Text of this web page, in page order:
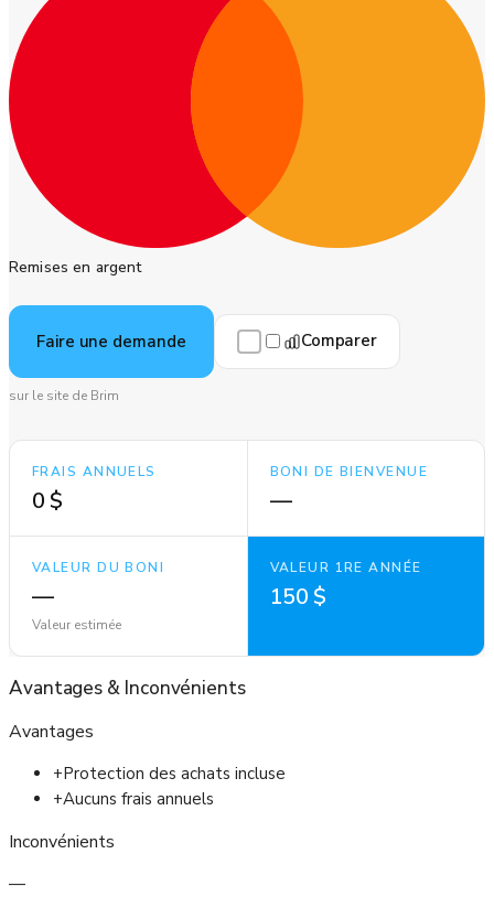
Remises en argent
Faire une demande Comparer
sur le site de Brim
FRAIS ANNUELS
0 $
BONI DE BIENVENUE
—
VALEUR DU BONI
—
Valeur estimée
VALEUR 1RE ANNÉE
150 $
Avantages & Inconvénients
Avantages
+Protection des achats incluse
+Aucuns frais annuels
Inconvénients
—